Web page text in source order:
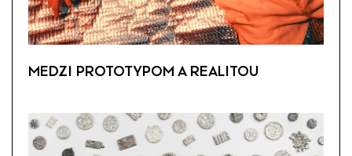
MEDZI PROTOTYPOM A REALITOU